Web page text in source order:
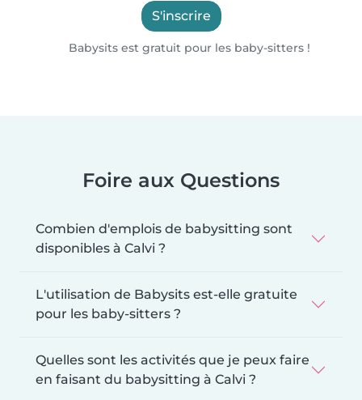
S'inscrire
Babysits est gratuit pour les baby-sitters !
Foire aux Questions
Combien d'emplois de babysitting sont
disponibles à Calvi ?
L'utilisation de Babysits est-elle gratuite
pour les baby-sitters ?
Quelles sont les activités que je peux faire
en faisant du babysitting à Calvi ?